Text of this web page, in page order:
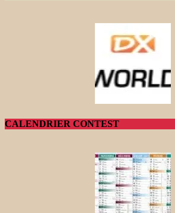
CALENDRIER CONTEST